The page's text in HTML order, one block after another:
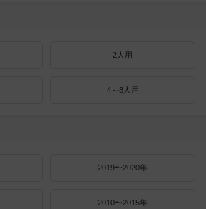
2人用
4～8人用
2019〜2020年
2010〜2015年